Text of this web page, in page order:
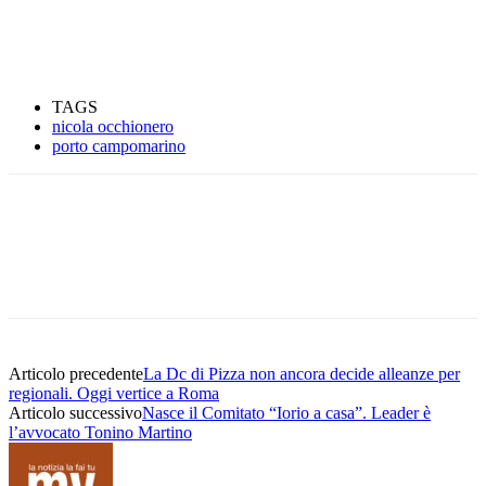
TAGS
nicola occhionero
porto campomarino
Articolo precedenteLa Dc di Pizza non ancora decide alleanze per
regionali. Oggi vertice a Roma
Articolo successivoNasce il Comitato “Iorio a casa”. Leader è
l’avvocato Tonino Martino